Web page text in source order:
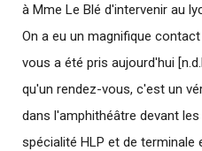
à Mme Le Blé d'intervenir au
On a eu un magnifique
vous a été pris aujourd'hui
qu'un rendez-vous, c'est un
dans l'amphithéâtre devant
spécialité HLP et de terminale